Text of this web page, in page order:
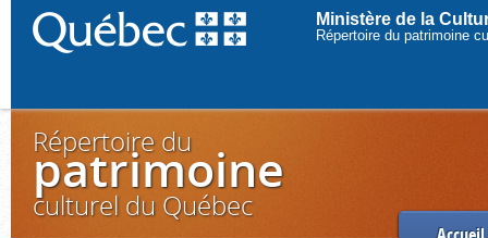
Ministère de la
Répertoire du patrimoine
Répertoire du
patrimoine
culturel du Québec